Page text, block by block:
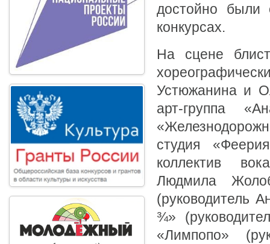
достойно были
конкурсах.
На сцене
Устюжанина и
арт-группа
студия
коллектив
Людмила
(руководитель
¾»
«Лимпопо»